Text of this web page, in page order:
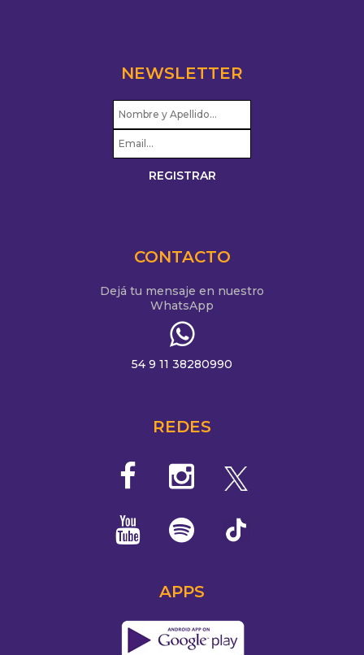
NEWSLETTER
CONTACTO
Dejá tu mensaje en nuestro
WhatsApp
54 9 11 38280990
REDES
APPS